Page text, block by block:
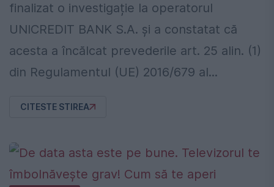
finalizat o investigație la operatorul
UNICREDIT BANK S.A. și a constatat că
acesta a încălcat prevederile art. 25 alin. (1)
din Regulamentul (UE) 2016/679 al...
CITESTE STIREA